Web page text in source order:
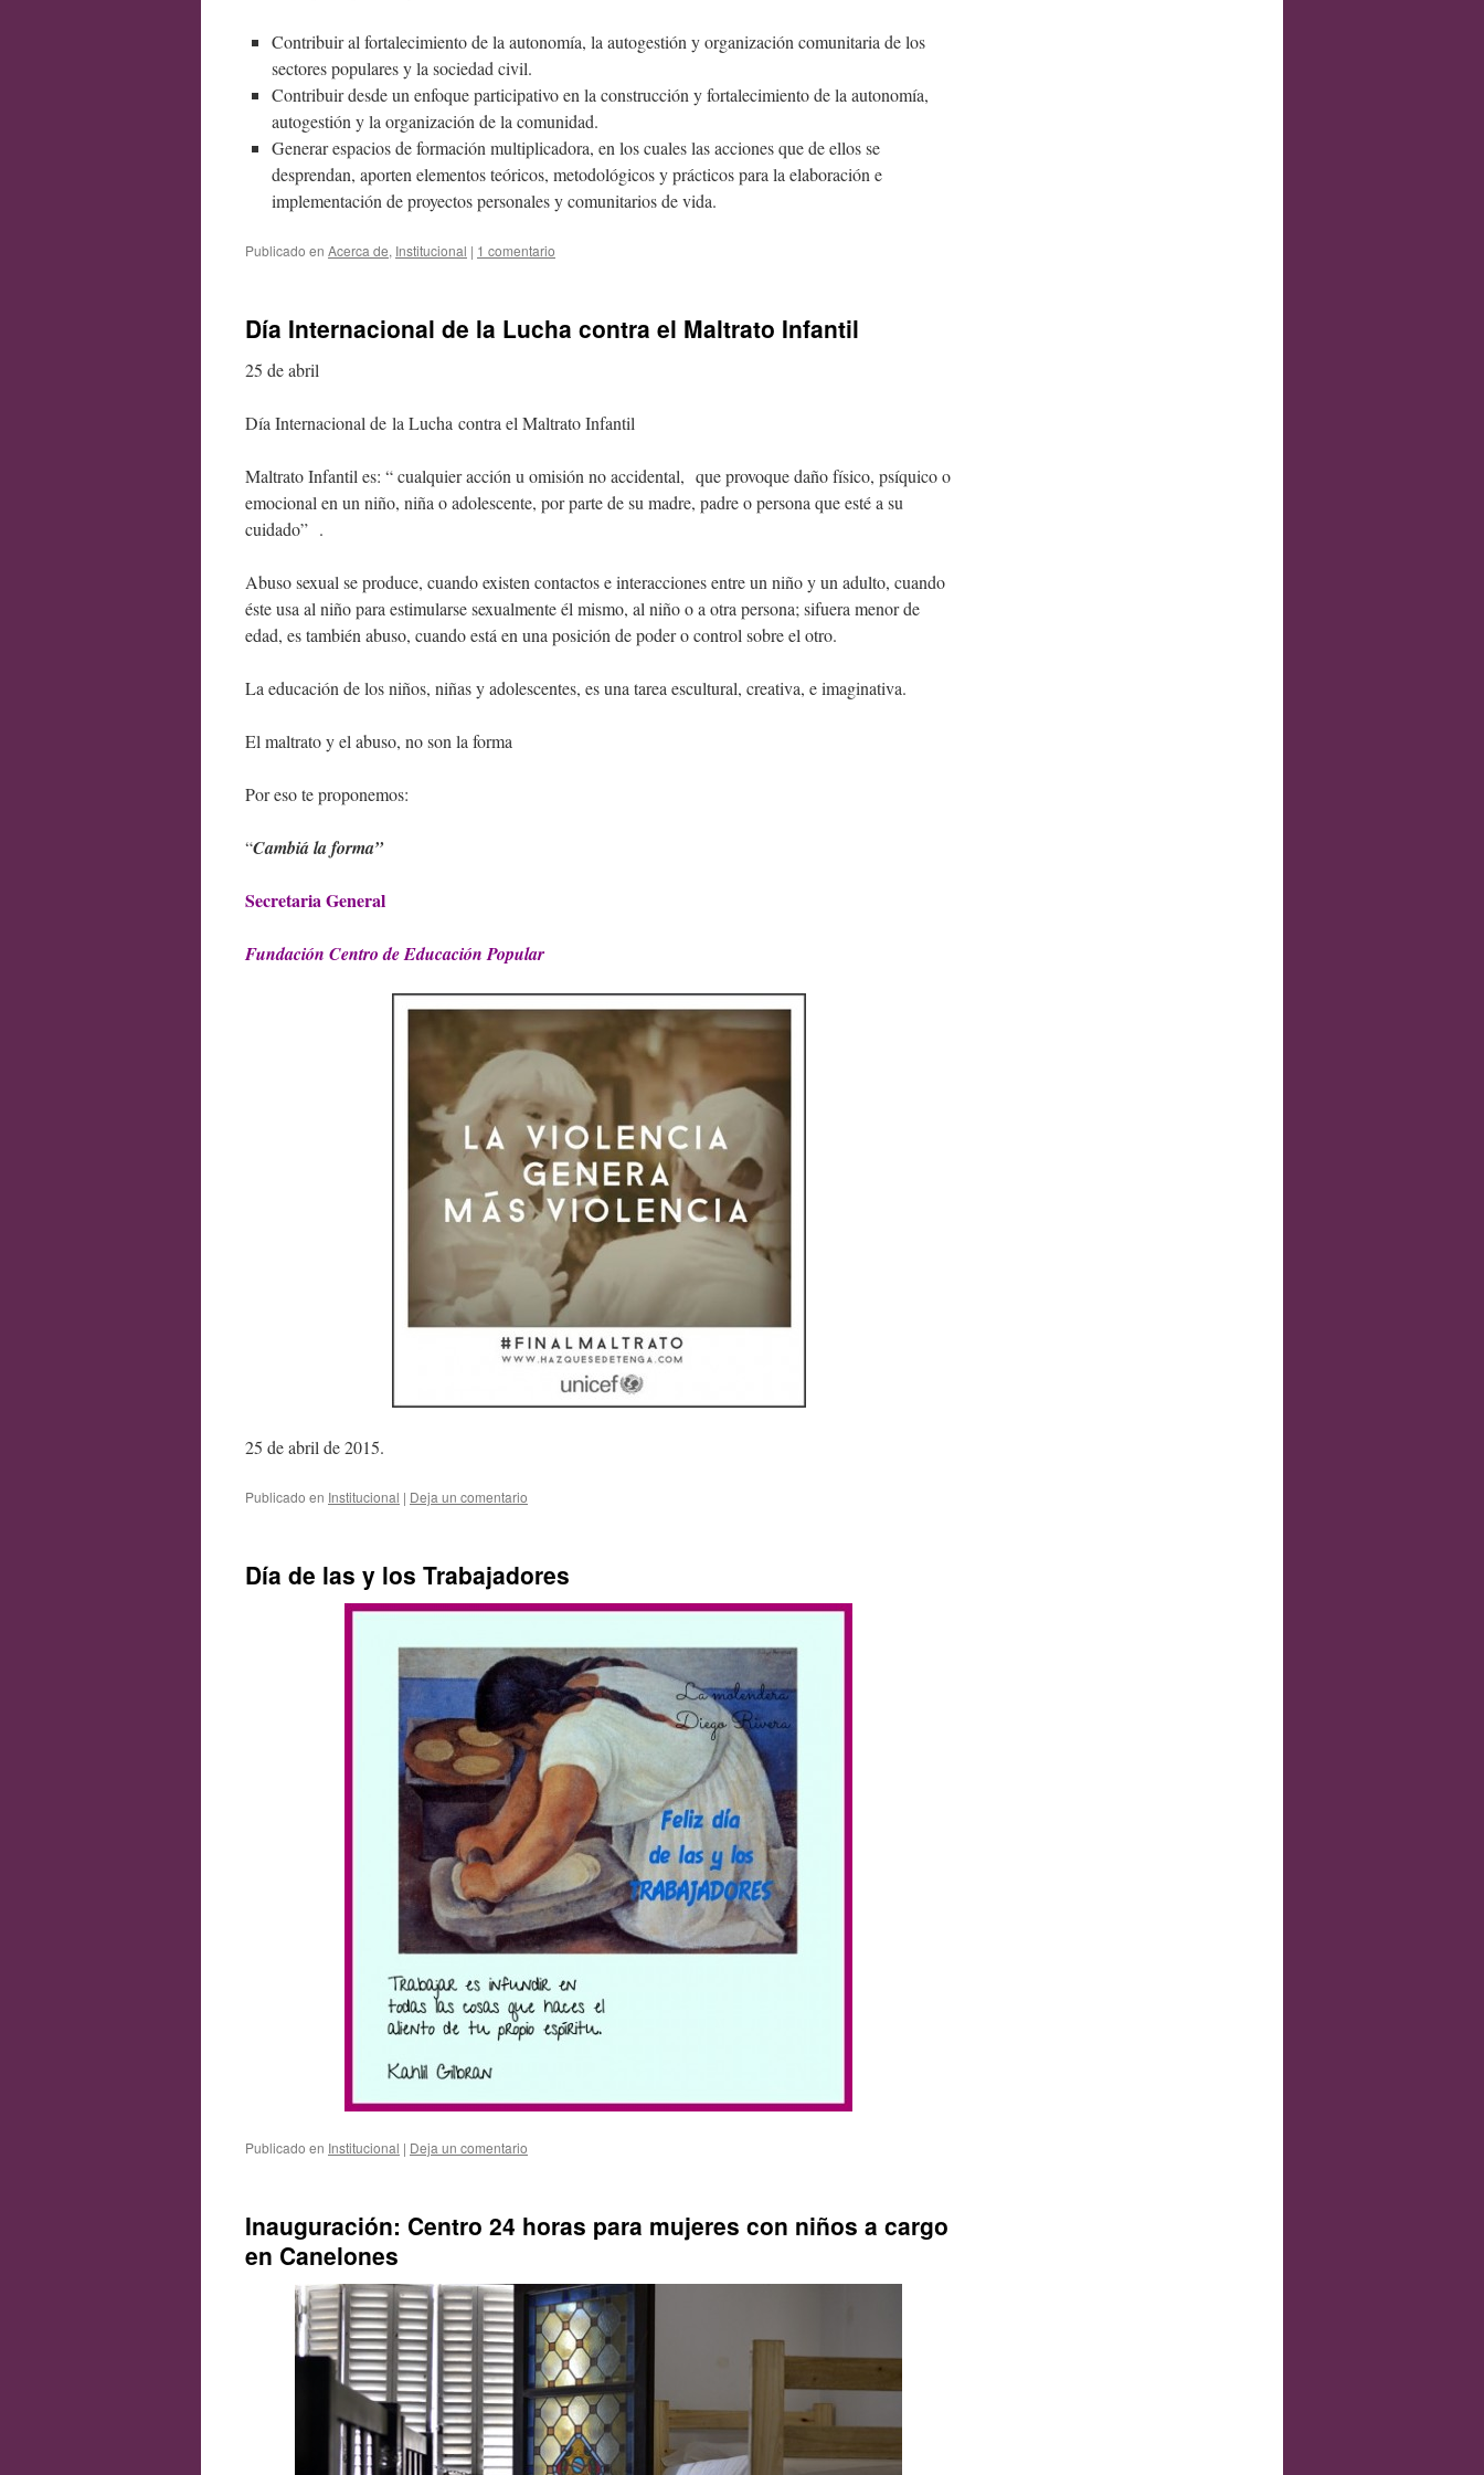
Contribuir al fortalecimiento de la autonomía, la autogestión y organización comunitaria de los
sectores populares y la sociedad civil.
Contribuir desde un enfoque participativo en la construcción y fortalecimiento de la autonomía,
autogestión y la organización de la comunidad.
Generar espacios de formación multiplicadora, en los cuales las acciones que de ellos se
desprendan, aporten elementos teóricos, metodológicos y prácticos para la elaboración e
implementación de proyectos personales y comunitarios de vida.
Publicado en Acerca de, Institucional | 1 comentario
Día Internacional de la Lucha contra el Maltrato Infantil
25 de abril
Día Internacional de la Lucha contra el Maltrato Infantil
Maltrato Infantil es: “ cualquier acción u omisión no accidental, que provoque daño físico, psíquico o
emocional en un niño, niña o adolescente, por parte de su madre, padre o persona que esté a su
cuidado” .
Abuso sexual se produce, cuando existen contactos e interacciones entre un niño y un adulto, cuando
éste usa al niño para estimularse sexualmente él mismo, al niño o a otra persona; sifuera menor de
edad, es también abuso, cuando está en una posición de poder o control sobre el otro.
La educación de los niños, niñas y adolescentes, es una tarea escultural, creativa, e imaginativa.
El maltrato y el abuso, no son la forma
Por eso te proponemos:
“Cambiá la forma”
Secretaria General
Fundación Centro de Educación Popular
25 de abril de 2015.
Publicado en Institucional | Deja un comentario
Día de las y los Trabajadores
Publicado en Institucional | Deja un comentario
Inauguración: Centro 24 horas para mujeres con niños a cargo
en Canelones